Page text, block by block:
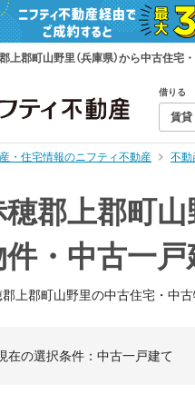
上郡町山野里（兵庫県）から中古住
借りる
賃貸
・住宅情報のニフティ不動産 不動
郡上郡町山
件・中古一戸
郡上郡町山野里の中古住宅・中
在の選択条件： 中古一戸建て